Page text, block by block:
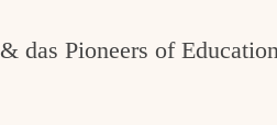
& das Pioneers of